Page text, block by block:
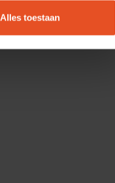
Alles toestaan